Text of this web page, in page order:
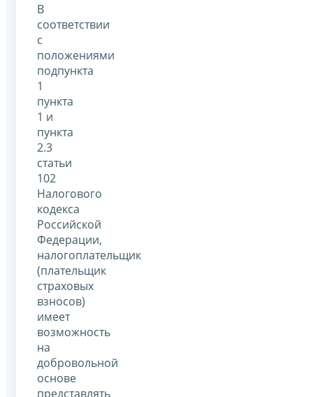
В
соответствии
с
положениями
подпункта
1
пункта
1 и
пункта
2.3
статьи
102
Налогового
кодекса
Российской
Федерации,
налогоплательщик
(плательщик
страховых
взносов)
имеет
возможность
на
добровольной
основе
представлять